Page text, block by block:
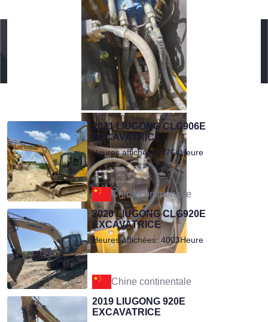
Service d'inspection
Recommandé pour vous
2021 LIUGONG CLG906E
EXCAVATRICE
Heures affichées: 4764Heure
Chine continentale
2020 LIUGONG CLG920E
EXCAVATRICE
Heures affichées: 4003Heure
Chine continentale
2019 LIUGONG 920E
EXCAVATRICE